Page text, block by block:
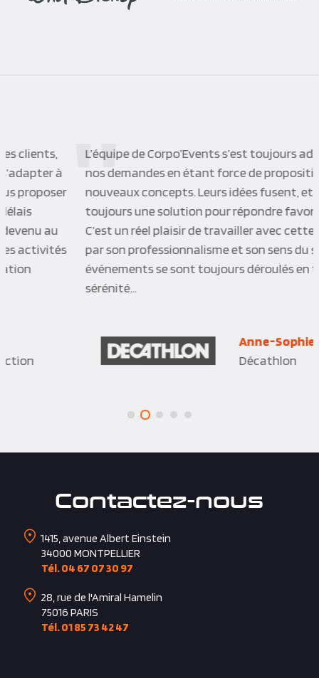
L’équipe de Corpo’Events s’est toujours adaptée à
nos demandes en étant force de proposition sur de
nouveaux concepts. Leurs idées fusent, et il y a
toujours une solution pour répondre favorablement.
C’est un réel plaisir de travailler avec cette équipe de
par son professionnalisme et son sens du service. Les
événements se sont toujours déroulés en toute
Anne-Sophie D.
Décathlon
Contactez-nous
1415, avenue Albert Einstein
34000 MONTPELLIER
Tél. 04 67 07 30 97
28, rue de l'Amiral Hamelin
75016 PARIS
Tél. 01 85 73 42 47